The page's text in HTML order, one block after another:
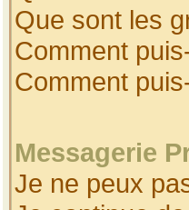
Que sont les
Comment
Comment
Messagerie
Je ne peux